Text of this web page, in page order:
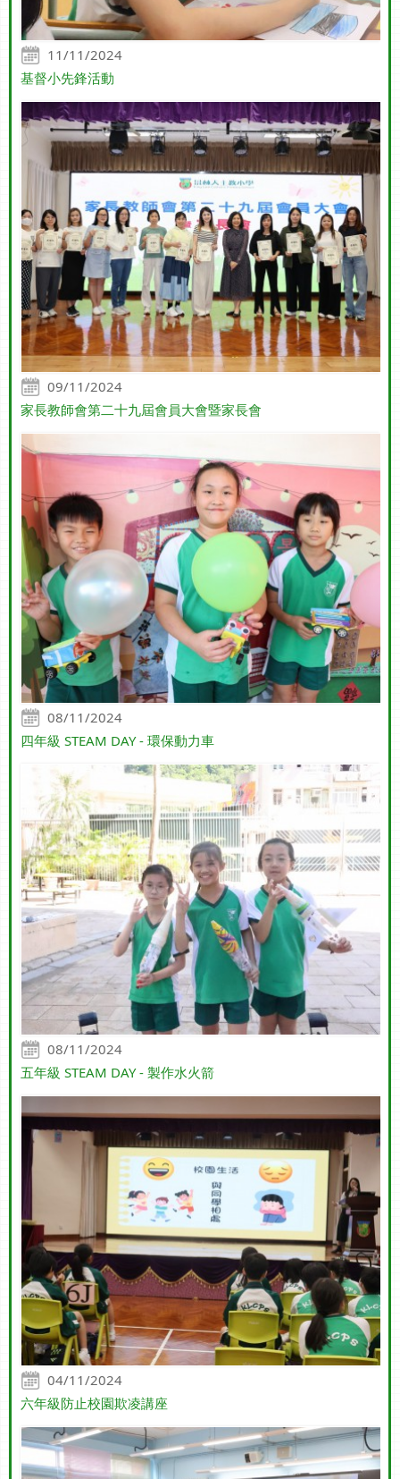
11/11/2024
基督小先鋒活動
09/11/2024
家長教師會第二十九屆會員大會暨家長會
08/11/2024
四年級 STEAM DAY - 環保動力車
08/11/2024
五年級 STEAM DAY - 製作水火箭
04/11/2024
六年級防止校園欺凌講座